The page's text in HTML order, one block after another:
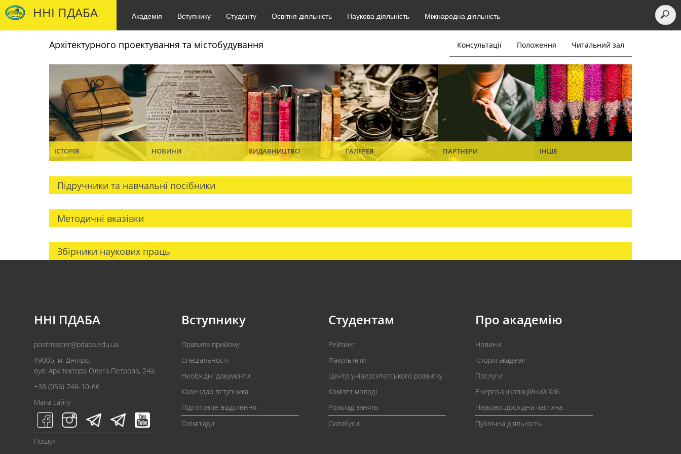
ННІ ПДАБА Академія Вступнику Студенту Освітня діяльність Наукова діяльність Міжнародна діяльність
Архітектурного проектування та містобудування Консультації Положення Читальний зал
ІСТОРІЯ НОВИНИ ВИДАВНИЦТВО ГАЛЕРЕЯ ПАРТНЕРИ ІНШЕ
Підручники та навчальні посібники
Методичні вказівки
Збірники наукових праць
ННІ ПДАБА
postmaster@pdaba.edu.ua
49005, м. Дніпро,
вул. Архітектора Олега Петрова, 24а.
+38 (056) 746-10-66
Мапа сайту
Пошук
Вступнику
Правила прийому
Спеціальності
Необхідні документи
Календар вступника
Підготовче відділення
Олімпіади
Студентам
Рейтинг
Факультети
Центр університетського розвитку
Комітет молоді
Розклад занять
Силабуси
Про академію
Новини
Історія академії
Послуги
Енерго-інноваційний Хаб
Науково-дослідна частина
Публічна діяльність